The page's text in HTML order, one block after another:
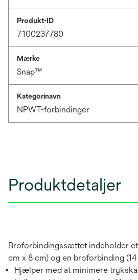
Produkt-ID
7100237780
Mærke
Snap™
Kategorinavn
NPWT-forbindinger
Produktdetaljer
Broforbindingssættet indeholder
cm x 8 cm) og en broforbinding (14
Hjælper med at minimere